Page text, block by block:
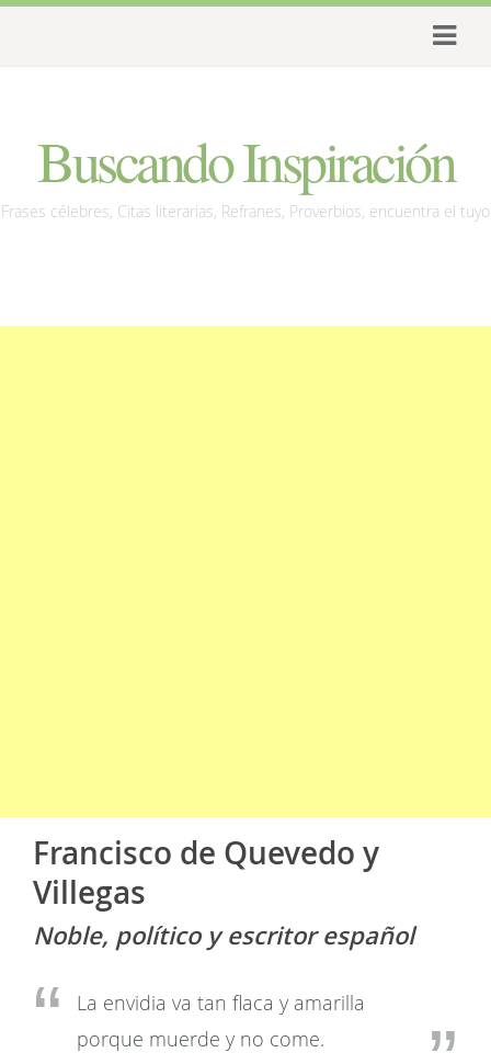
Buscando Inspiración
Frases célebres, Citas literarias, Refranes, Proverbios, encuentra el tuyo
Francisco de Quevedo y
Villegas
Noble, político y escritor español
La envidia va tan flaca y amarilla
porque muerde y no come.